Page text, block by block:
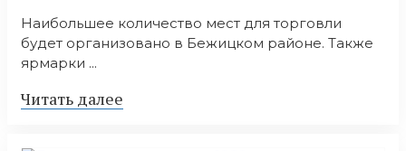
Наибольшее количество мест для торговли
будет организовано в Бежицком районе. Также
ярмарки ...
Читать далее